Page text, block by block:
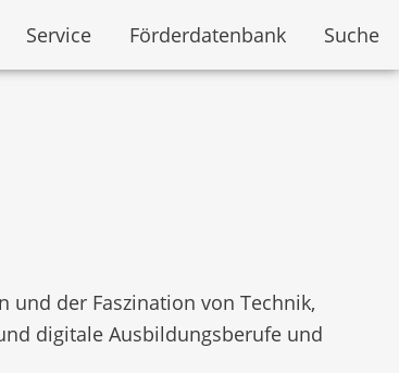
Service Förderdatenbank Suche
und der Faszination von Technik,
digitale Ausbildungsberufe und